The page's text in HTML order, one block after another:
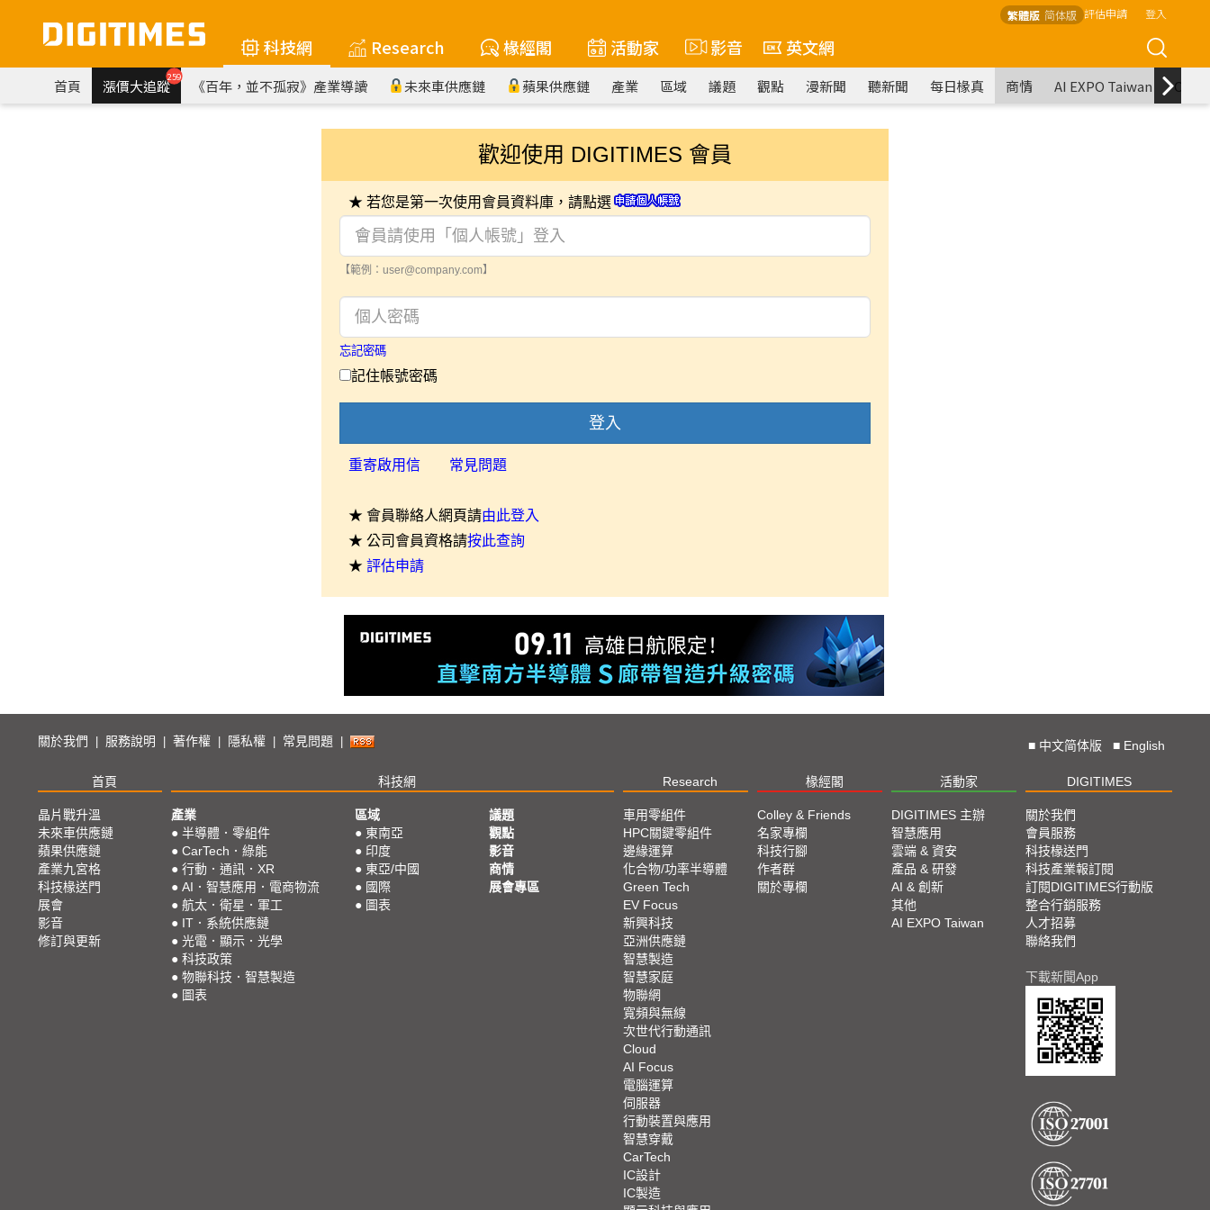
繁體版 简体版 評估申請 登入
科技網 Research 椽經閣 活動家 影音 英文網
首頁 漲價大追蹤259 《百年，並不孤寂》產業導讀 未來車供應鏈 蘋果供應鏈 產業 區域 議題 觀點 漫新聞 聽新聞 每日椽真 商情 AI EXPO Taiwan
歡迎使用 DIGITIMES 會員
★ 若您是第一次使用會員資料庫，請點選
【範例：user@company.com】
忘記密碼
記住帳號密碼
登入
重寄啟用信 常見問題
★ 會員聯絡人網頁請由此登入
★ 公司會員資格請按此查詢
★ 評估申請
關於我們 服務說明 著作權 隱私權 常見問題 ■ 中文简体版 ■ English
首頁 科技網 Research 椽經閣 活動家 DIGITIMES
晶片戰升溫
未來車供應鏈
蘋果供應鏈
產業九宮格
科技椽送門
展會
影音
修訂與更新
產業
● 半導體．零組件
● CarTech．綠能
● 行動．通訊．XR
● AI．智慧應用．電商物流
● 航太．衛星．軍工
● IT．系統供應鏈
● 光電．顯示．光學
● 科技政策
● 物聯科技．智慧製造
● 圖表
區域
● 東南亞
● 印度
● 東亞/中國
● 國際
● 圖表
議題
觀點
影音
商情
展會專區
車用零組件
HPC關鍵零組件
邊緣運算
化合物/功率半導體
Green Tech
EV Focus
新興科技
亞洲供應鏈
智慧製造
智慧家庭
物聯網
寬頻與無線
次世代行動通訊
Cloud
AI Focus
電腦運算
伺服器
行動裝置與應用
智慧穿戴
CarTech
IC設計
IC製造
Colley & Friends
名家專欄
科技行腳
作者群
關於專欄
DIGITIMES 主辦
智慧應用
雲端 & 資安
產品 & 研發
AI & 創新
其他
AI EXPO Taiwan
關於我們
會員服務
科技椽送門
科技產業報訂閱
訂閱DIGITIMES行動版
整合行銷服務
人才招募
聯絡我們
下載新聞App